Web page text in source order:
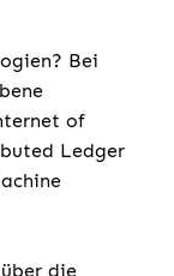
Bei
of
Ledger
die